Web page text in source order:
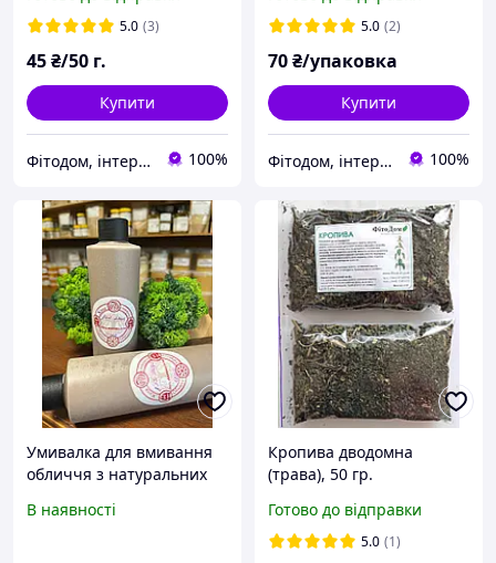
5.0 (3)
45₴/50 г.
Купити
Фітодом, інтернет-магазин 100%
5.0 (2)
70₴/упаковка
Купити
Фітодом, інтернет-магазин 100%
Умивалка для вмивання
обличчя з натуральних
В наявності
Кропива дводомна
(трава), 50 гр.
Готово до відправки
5.0 (1)